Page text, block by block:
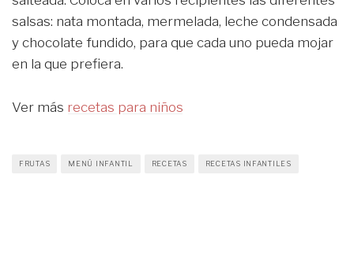
salsas: nata montada, mermelada, leche condensada
y chocolate fundido, para que cada uno pueda mojar
en la que prefiera.
Ver más recetas para niños
FRUTAS MENÚ INFANTIL RECETAS RECETAS INFANTILES